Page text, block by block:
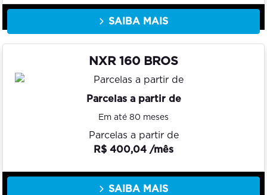
SAIBA MAIS
NXR 160 BROS
Parcelas a partir de
Em até 80 meses
Parcelas a partir de
R$ 400,04 /mês
SAIBA MAIS